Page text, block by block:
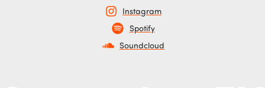
Instagram
Spotify
Soundcloud